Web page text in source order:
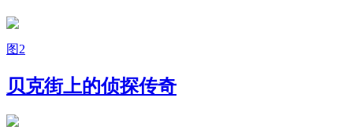
图2
贝克街上的侦探传奇